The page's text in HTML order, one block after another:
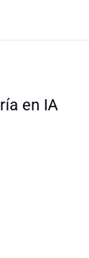
en IA